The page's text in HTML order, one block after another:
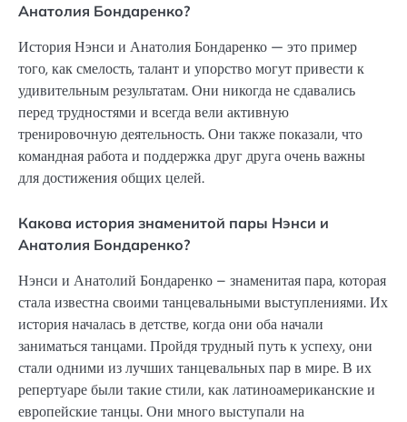
Анатолия Бондаренко?
История Нэнси и Анатолия Бондаренко — это пример
того, как смелость, талант и упорство могут привести к
удивительным результатам. Они никогда не сдавались
перед трудностями и всегда вели активную
тренировочную деятельность. Они также показали, что
командная работа и поддержка друг друга очень важны
для достижения общих целей.
Какова история знаменитой пары Нэнси и
Анатолия Бондаренко?
Нэнси и Анатолий Бондаренко – знаменитая пара, которая
стала известна своими танцевальными выступлениями. Их
история началась в детстве, когда они оба начали
заниматься танцами. Пройдя трудный путь к успеху, они
стали одними из лучших танцевальных пар в мире. В их
репертуаре были такие стили, как латиноамериканские и
европейские танцы. Они много выступали на